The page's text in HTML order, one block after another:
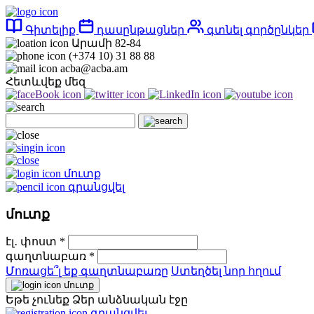
Գիտելիք դասընթացներ գտնել գործընկեր
Արամի 82-84
(+374 10) 31 88 88
acba@acba.am
Հետևվեք մեզ
մուտք
գրանցվել
մուտք
էլ․ փոստ *
գաղտնաբառ *
Մոռացե՞լ եք գաղտնաբառը Ստեղծել նոր հղում
մուտք
Եթե չունեք Ձեր անձնական էջը